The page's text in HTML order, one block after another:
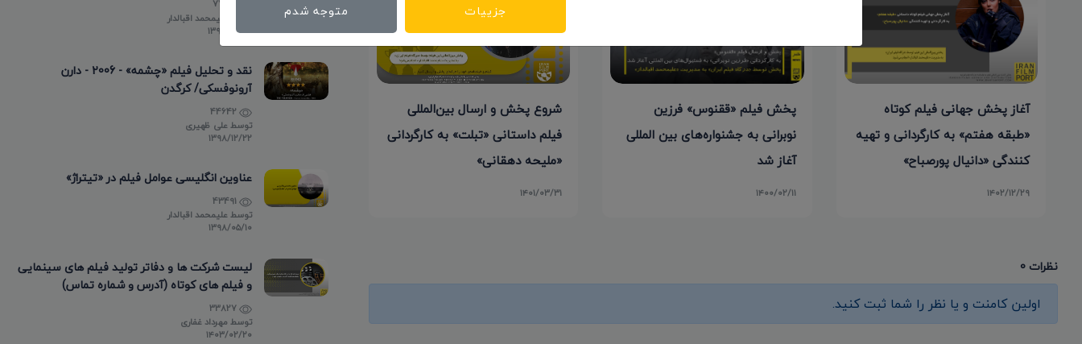
آغاز پخش جهانی فیلم کوتاه
«طبقه هفتم» به کارگردانی و تهیه
کنندگی «دانیال پورصباح»
۱۴۰۲/۱۲/۲۹
پخش فیلم «ققنوس» فرزین
نوبرانی به جشنواره‌های بین المللی
آغاز شد
۱۴۰۰/۰۲/۱۱
شروع پخش و ارسال بین‌المللی
فیلم داستانی «تبلت» به کارگردانی
«ملیحه دهقانی»
۱۴۰۱/۰۳/۳۱
نظرات 0
اولین کامنت و یا نظر را شما ثبت کنید.
علیمحمد اقبالدار
۱۳۹۸/۰۵/۱۸
نقد و تحلیل فیلم «چشمه» - 2006 - دارن
آرونوفسکی/ کرگدن
توسطعلی ظهیری
۱۳۹۸/۱۲/۲۲
عناوین انگلیسی عوامل فیلم در «تیتراژ»
توسطعلیمحمد اقبالدار
۱۳۹۸/۰۵/۱۰
لیست شرکت ها و دفاتر تولید فیلم های سینمایی
و فیلم های کوتاه (آدرس و شماره تماس)
توسط مهرداد غفاری
۱۴۰۳/۰۲/۲۰
جزییات متوجه شدم